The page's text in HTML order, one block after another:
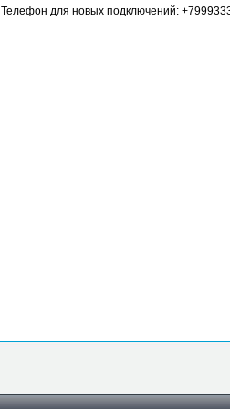
Телефон для новых подключений: